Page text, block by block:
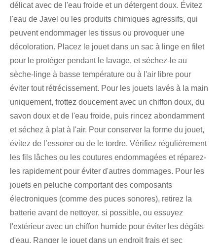
délicat avec de l'eau froide et un détergent doux. Évitez
l'eau de Javel ou les produits chimiques agressifs, qui
peuvent endommager les tissus ou provoquer une
décoloration. Placez le jouet dans un sac à linge en filet
pour le protéger pendant le lavage, et séchez-le au
sèche-linge à basse température ou à l'air libre pour
éviter tout rétrécissement. Pour les jouets lavés à la main
uniquement, frottez doucement avec un chiffon doux, du
savon doux et de l'eau froide, puis rincez abondamment
et séchez à plat à l'air. Pour conserver la forme du jouet,
évitez de l’essorer ou de le tordre. Vérifiez régulièrement
les fils lâches ou les coutures endommagées et réparez-
les rapidement pour éviter d'autres dommages. Pour les
jouets en peluche comportant des composants
électroniques (comme des puces sonores), retirez la
batterie avant de nettoyer, si possible, ou essuyez
l'extérieur avec un chiffon humide pour éviter les dégâts
d'eau. Ranger le jouet dans un endroit frais et sec